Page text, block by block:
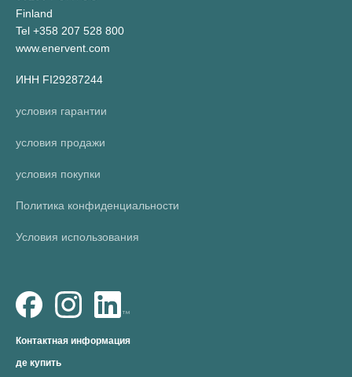
Finland
Tel +358 207 528 800
www.enervent.com
ИНН FI29287244
условия гарантии
условия продажи
условия покупки
Политика конфиденциальности
Условия использования
Контактная информация
де купить